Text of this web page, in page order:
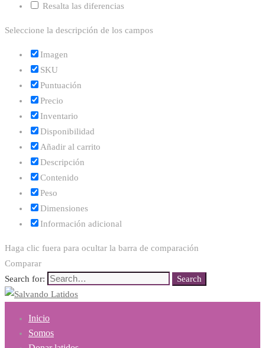
Resalta las diferencias
Seleccione la descripción de los campos
Imagen
SKU
Puntuación
Precio
Inventario
Disponibilidad
Añadir al carrito
Descripción
Contenido
Peso
Dimensiones
Información adicional
Haga clic fuera para ocultar la barra de comparación
Comparar
Search for:
Search
Inicio
Somos